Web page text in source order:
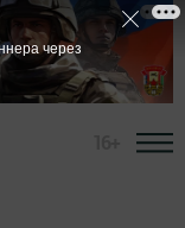
через